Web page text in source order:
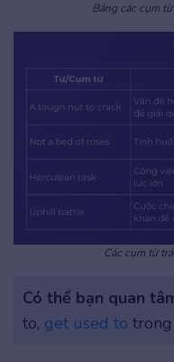
Bảng các cụm
Các cụm từ
Có thể bạn quan
to, get used to